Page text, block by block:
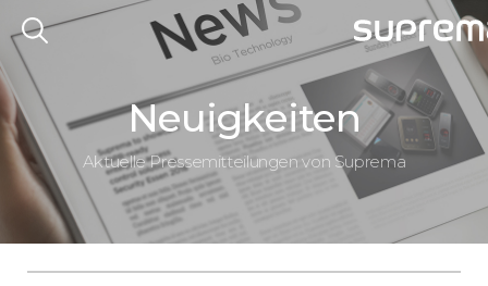
Neuigkeiten
Aktuelle Pressemitteilungen von Suprema